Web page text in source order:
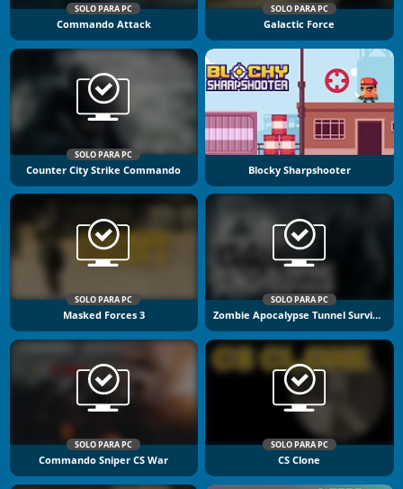
SOLO PARA PC
Commando Attack
SOLO PARA PC
Galactic Force
SOLO PARA PC
Counter City Strike Commando Blocky Sharpshooter
SOLO PARA PC
Masked Forces 3
SOLO PARA PC
Zombie Apocalypse Tunnel Survival
SOLO PARA PC
Commando Sniper CS War
SOLO PARA PC
CS Clone